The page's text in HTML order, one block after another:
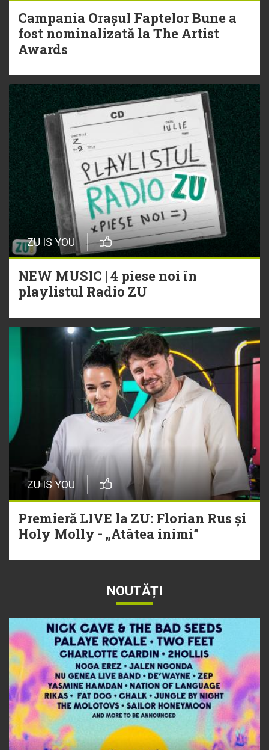
Campania Orașul Faptelor Bune a
fost nominalizată la The Artist
Awards
ZU IS YOU
NEW MUSIC | 4 piese noi în
playlistul Radio ZU
ZU IS YOU
Premieră LIVE la ZU: Florian Rus și
Holy Molly - „Atâtea inimi”
NOUTĂȚI